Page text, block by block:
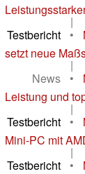
|
Testbericht
•
setzt neue
|
News
•
Leistung und
|
Testbericht
•
Mini-PC mit
|
Testbericht
•